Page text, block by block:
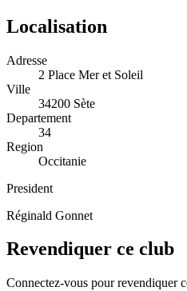
Localisation
Adresse
2 Place Mer et Soleil
Ville
34200 Sète
Departement
34
Region
Occitanie
President
Réginald Gonnet
Revendiquer ce club
Connectez-vous pour revendiquer